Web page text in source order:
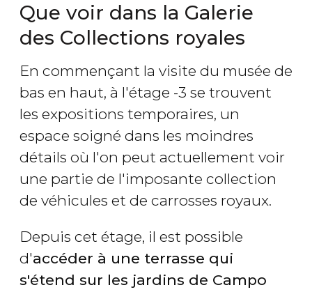
Que voir dans la Galerie
des Collections royales
En commençant la visite du musée de
bas en haut, à l'étage -3 se trouvent
les expositions temporaires, un
espace soigné dans les moindres
détails où l'on peut actuellement voir
une partie de l'imposante collection
de véhicules et de carrosses royaux.
Depuis cet étage, il est possible
d'accéder à une terrasse qui
s'étend sur les jardins de Campo